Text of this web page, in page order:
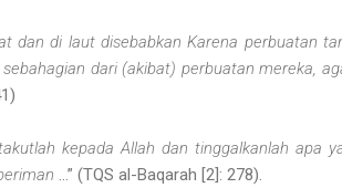
dan di laut disebabkan Karena perbuatan
dari (akibat) perbuatan mereka,
kepada Allah dan tinggalkanlah apa
…” (TQS al-Baqarah [2]: 278).